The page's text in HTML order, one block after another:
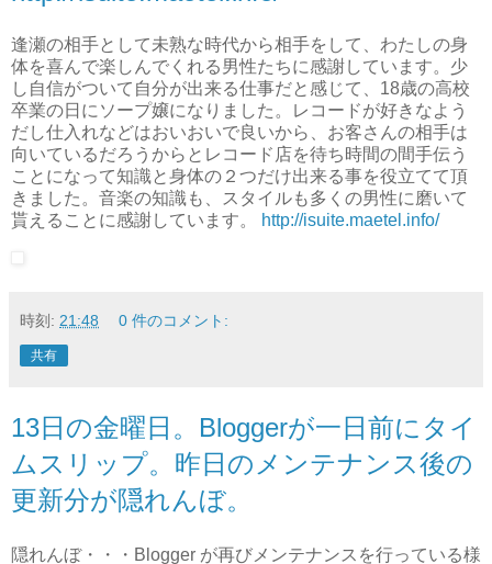
逢瀬の相手として未熟な時代から相手をして、わたしの身
体を喜んで楽しんでくれる男性たちに感謝しています。少
し自信がついて自分が出来る仕事だと感じて、18歳の高校
卒業の日にソープ嬢になりました。レコードが好きなよう
だし仕入れなどはおいおいで良いから、お客さんの相手は
向いているだろうからとレコード店を待ち時間の間手伝う
ことになって知識と身体の２つだけ出来る事を役立てて頂
きました。音楽の知識も、スタイルも多くの男性に磨いて
貰えることに感謝しています。
http://isuite.maetel.info/
時刻: 21:48 0 件のコメント:
共有
13日の金曜日。Bloggerが一日前にタイ
ムスリップ。昨日のメンテナンス後の
更新分が隠れんぼ。
隠れんぼ・・・Blogger が再びメンテナンスを行っている様